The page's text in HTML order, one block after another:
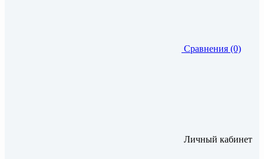
Сравнения (0)
Личный кабинет